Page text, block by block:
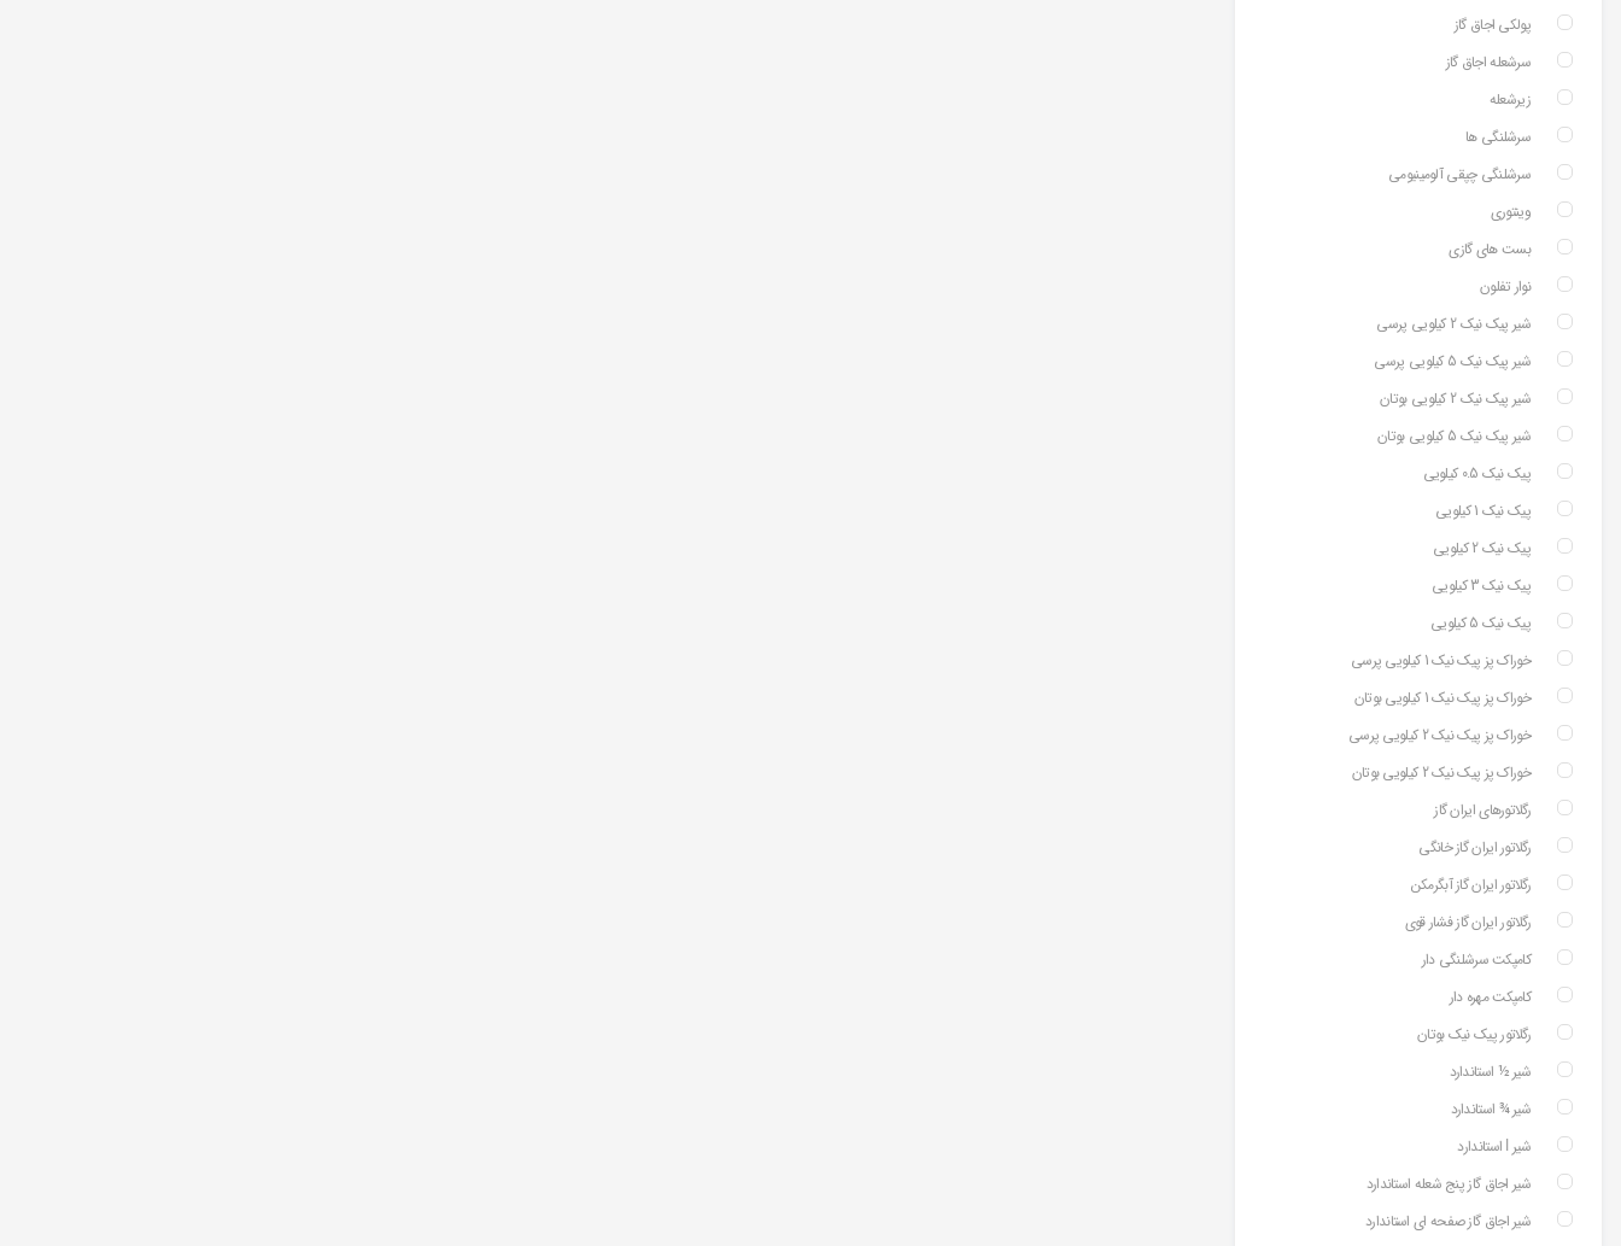
پولکی اجاق گاز
سرشعله اجاق گاز
زیرشعله
سرشلنگی ها
سرشلنگی چپقی آلومینیومی
وینتوری
بست های گازی
نوار تفلون
شیر پیک نیک 2 کیلویی پرسی
شیر پیک نیک 5 کیلویی پرسی
شیر پیک نیک 2 کیلویی بوتان
شیر پیک نیک 5 کیلویی بوتان
پیک نیک 0.5 کیلویی
پیک نیک 1 کیلویی
پیک نیک 2 کیلویی
پیک نیک 3 کیلویی
پیک نیک 5 کیلویی
خوراک پز پیک نیک 1 کیلویی پرسی
خوراک پز پیک نیک 1 کیلویی بوتان
خوراک پز پیک نیک 2 کیلویی پرسی
خوراک پز پیک نیک 2 کیلویی بوتان
رگلاتورهای ایران گاز
رگلاتور ایران گاز خانگی
رگلاتور ایران گاز آبگرمکن
رگلاتور ایران گاز فشار قوی
کامپکت سرشلنگی دار
کامپکت مهره دار
رگلاتور پیک نیک بوتان
شیر ½ استاندارد
شیر ¾ استاندارد
شیر ⅼ استاندارد
شیر اجاق گاز پنج شعله استاندارد
شیر اجاق گاز صفحه ای استاندارد